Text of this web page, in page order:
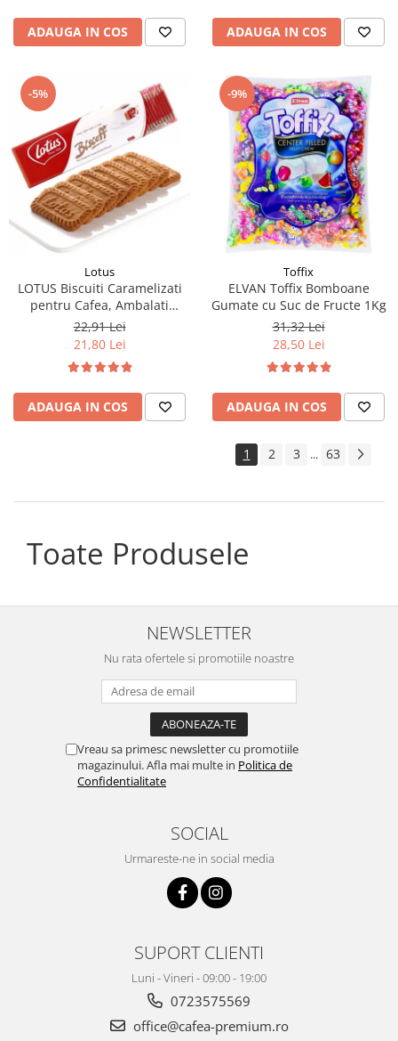
ADAUGA IN COS ADAUGA IN COS
-5%
Lotus
LOTUS Biscuiti Caramelizati
pentru Cafea, Ambalati
Individual 50buc 312.5g
22,91 Lei
21,80 Lei
ADAUGA IN COS
-9%
Toffix
ELVAN Toffix Bomboane
Gumate cu Suc de Fructe 1Kg
31,32 Lei
28,50 Lei
ADAUGA IN COS
1 2 3 ... 63
Toate Produsele
NEWSLETTER
Nu rata ofertele si promotiile noastre
Vreau sa primesc newsletter cu promotiile
magazinului. Afla mai multe in Politica de
Confidentialitate
SOCIAL
Urmareste-ne in social media
SUPORT CLIENTI
Luni - Vineri - 09:00 - 19:00
0723575569
office@cafea-premium.ro